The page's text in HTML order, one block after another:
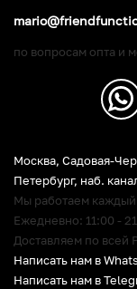
Москва, Садовая-
Петербург, наб.
Мы работаем каждый
Ежедневно: 11:00 -
Доставляем по всей
Написать нам в
Написать нам в
по вопросам опта и